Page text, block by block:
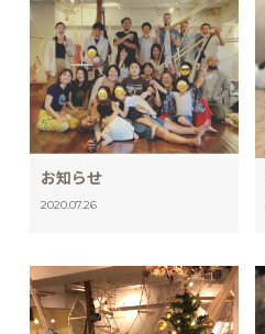
お知らせ
2020.07.26